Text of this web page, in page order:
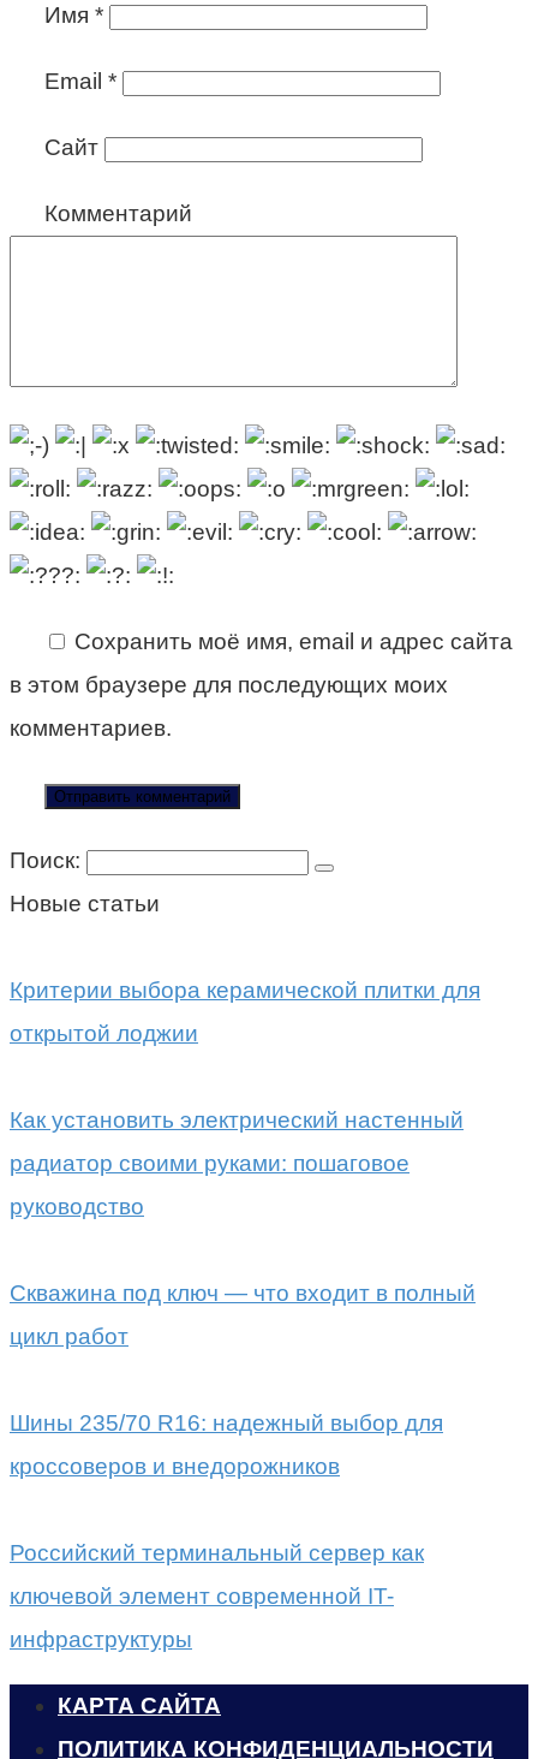
Имя *
Email *
Сайт
Комментарий
Сохранить моё имя, email и адрес сайта
в этом браузере для последующих моих
комментариев.
Поиск:
Новые статьи
Критерии выбора керамической плитки для
открытой лоджии
Как установить электрический настенный
радиатор своими руками: пошаговое
руководство
Скважина под ключ — что входит в полный
цикл работ
Шины 235/70 R16: надежный выбор для
кроссоверов и внедорожников
Российский терминальный сервер как
ключевой элемент современной IT-
инфраструктуры
КАРТА САЙТА
ПОЛИТИКА КОНФИДЕНЦИАЛЬНОСТИ